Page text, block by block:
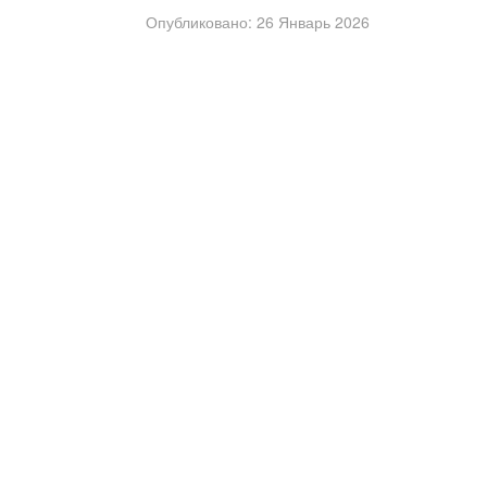
Опубликовано: 26 Январь 2026